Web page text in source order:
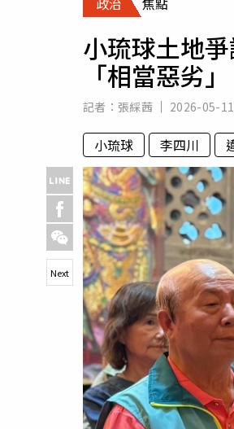
小琉球土地
「相當惡劣」
記者： 張綵茜 2026-05-
小琉球 李四川
Next